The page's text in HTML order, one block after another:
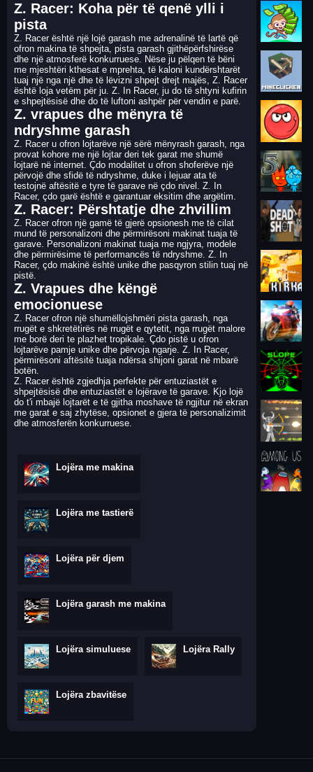
Z. Racer: Koha për të qenë ylli i
pista
Z. Racer është një lojë garash me adrenalinë të lartë që
ofron makina të shpejta, pista garash gjithëpërfshirëse
dhe një atmosferë konkurruese. Nëse ju pëlqen të bëni
me mjeshtëri kthesat e mprehta, të kaloni kundërshtarët
tuaj një nga një dhe të lëvizni shpejt drejt majës, Z. Racer
është loja vetëm për ju. Z. In Racer, ju do të shtyni kufirin
e shpejtësisë dhe do të luftoni ashpër për vendin e parë.
Z. vrapues dhe mënyra të
ndryshme garash
Z. Racer u ofron lojtarëve një sërë mënyrash garash, nga
provat kohore me një lojtar deri tek garat me shumë
lojtarë në internet. Çdo modalitet u ofron shoferëve një
përvojë dhe sfidë të ndryshme, duke i lejuar ata të
testojnë aftësitë e tyre të garave në çdo nivel. Z. In
Racer, çdo garë është e garantuar eksitim dhe argëtim.
Z. Racer: Përshtatje dhe zhvillim
Z. Racer ofron një gamë të gjerë opsionesh me të cilat
mund të personalizoni dhe përmirësoni makinat tuaja të
garave. Personalizoni makinat tuaja me ngjyra, modele
dhe përmirësime të performancës të ndryshme. Z. In
Racer, çdo makinë është unike dhe pasqyron stilin tuaj në
pistë.
Z. Vrapues dhe këngë
emocionuese
Z. Racer ofron një shumëllojshmëri pista garash, nga
rrugët e shkretëtirës në rrugët e qytetit, nga rrugët malore
me borë deri te plazhet tropikale. Çdo pistë u ofron
lojtarëve pamje unike dhe përvoja ngarje. Z. In Racer,
përmirësoni aftësitë tuaja ndërsa shijoni garat në mbarë
botën.
Z. Racer është zgjedhja perfekte për entuziastët e
shpejtësisë dhe entuziastët e lojërave të garave. Kjo lojë
do t'i mbajë lojtarët e të gjitha moshave të ngjitur në ekran
me garat e saj zhytëse, opsionet e gjera të personalizimit
dhe atmosferën konkurruese.
Lojëra me makina
Lojëra me tastierë
Lojëra për djem
Lojëra garash me makina
Lojëra simuluese Lojëra Rally
Lojëra zbavitëse